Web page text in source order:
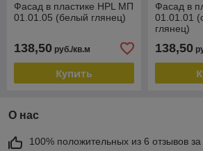
Фасад в пластике HPL МП
01.01.05 (белый глянец)
138,50 руб./кв.м
Купить
Фасад в
01.01.01
глянец)
138,50
О нас
100% положительных из 6 отзывов за